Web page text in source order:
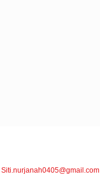
Siti.nurjanah0405@gmail.com